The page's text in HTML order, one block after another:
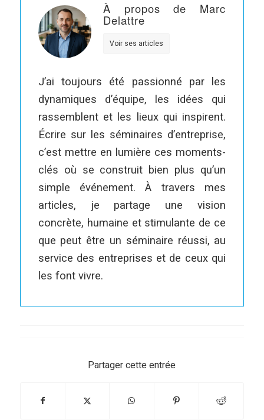
À propos de Marc
Delattre
Voir ses articles
J’ai toujours été passionné par les
dynamiques d’équipe, les idées qui
rassemblent et les lieux qui inspirent.
Écrire sur les séminaires d’entreprise,
c’est mettre en lumière ces moments-
clés où se construit bien plus qu’un
simple événement. À travers mes
articles, je partage une vision
concrète, humaine et stimulante de ce
que peut être un séminaire réussi, au
service des entreprises et de ceux qui
les font vivre.
Partager cette entrée